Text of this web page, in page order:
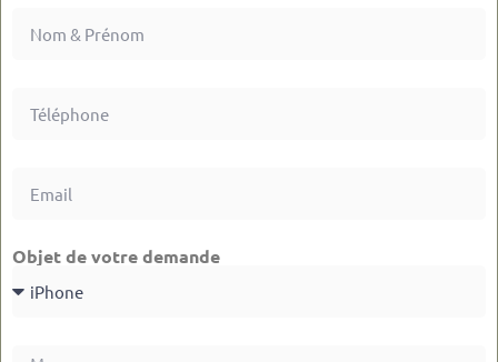
Objet de votre demande